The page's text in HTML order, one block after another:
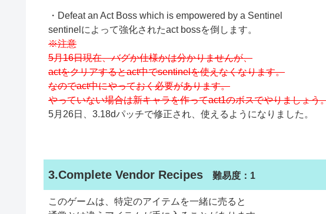
・Defeat an Act Boss which is empowered by a Sentinel
sentinelによって強化されたact bossを倒します。
※注意
5月16日現在、バグか仕様かは分かりませんが、
actをクリアするとact中でsentinelを使えなくなります。
なのでact中にやっておく必要があります。
やっていない場合は新キャラを作ってact1のボスでやりましょう
5月26日、3.18dパッチで修正され、使えるようになりました。
3.Complete Vendor Recipes 難易度：1
このゲームは、特定のアイテムを一緒に売ると